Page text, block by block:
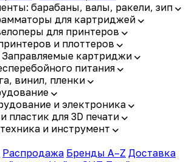
барабаны, валы, ракели, зип
для картриджей
для принтеров
и плоттеров
картриджи
питания
винил, пленки
и электроника
пластик для 3D печати
и инструмент
Распродажа Бренды A–Z Доставка